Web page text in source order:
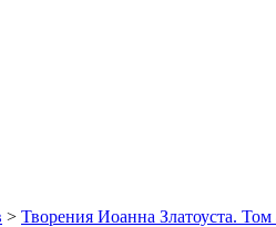
> Творения Иоанна Златоуста.